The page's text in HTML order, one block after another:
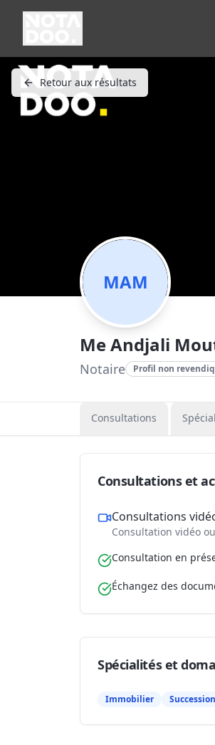
Retour aux résultats
MAM
Me Andjali
Notaire Profil non
Consultations
Consultations et
Consultations
Consultation vidéo
Consultation en
Échangez des
Spécialités et
Immobilier